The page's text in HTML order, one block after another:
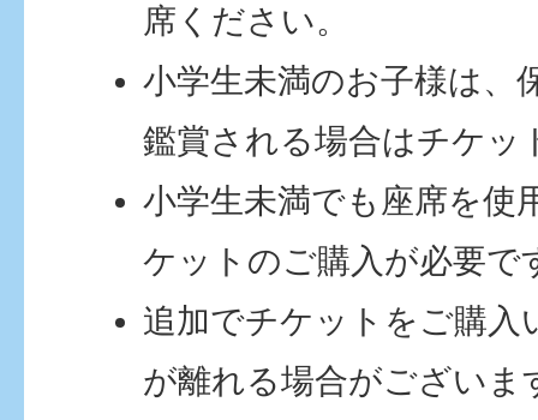
席ください。
小学生未満のお子様は、
鑑賞される場合はチケッ
小学生未満でも座席を使
ケットのご購入が必要で
追加でチケットをご購入
が離れる場合がございま